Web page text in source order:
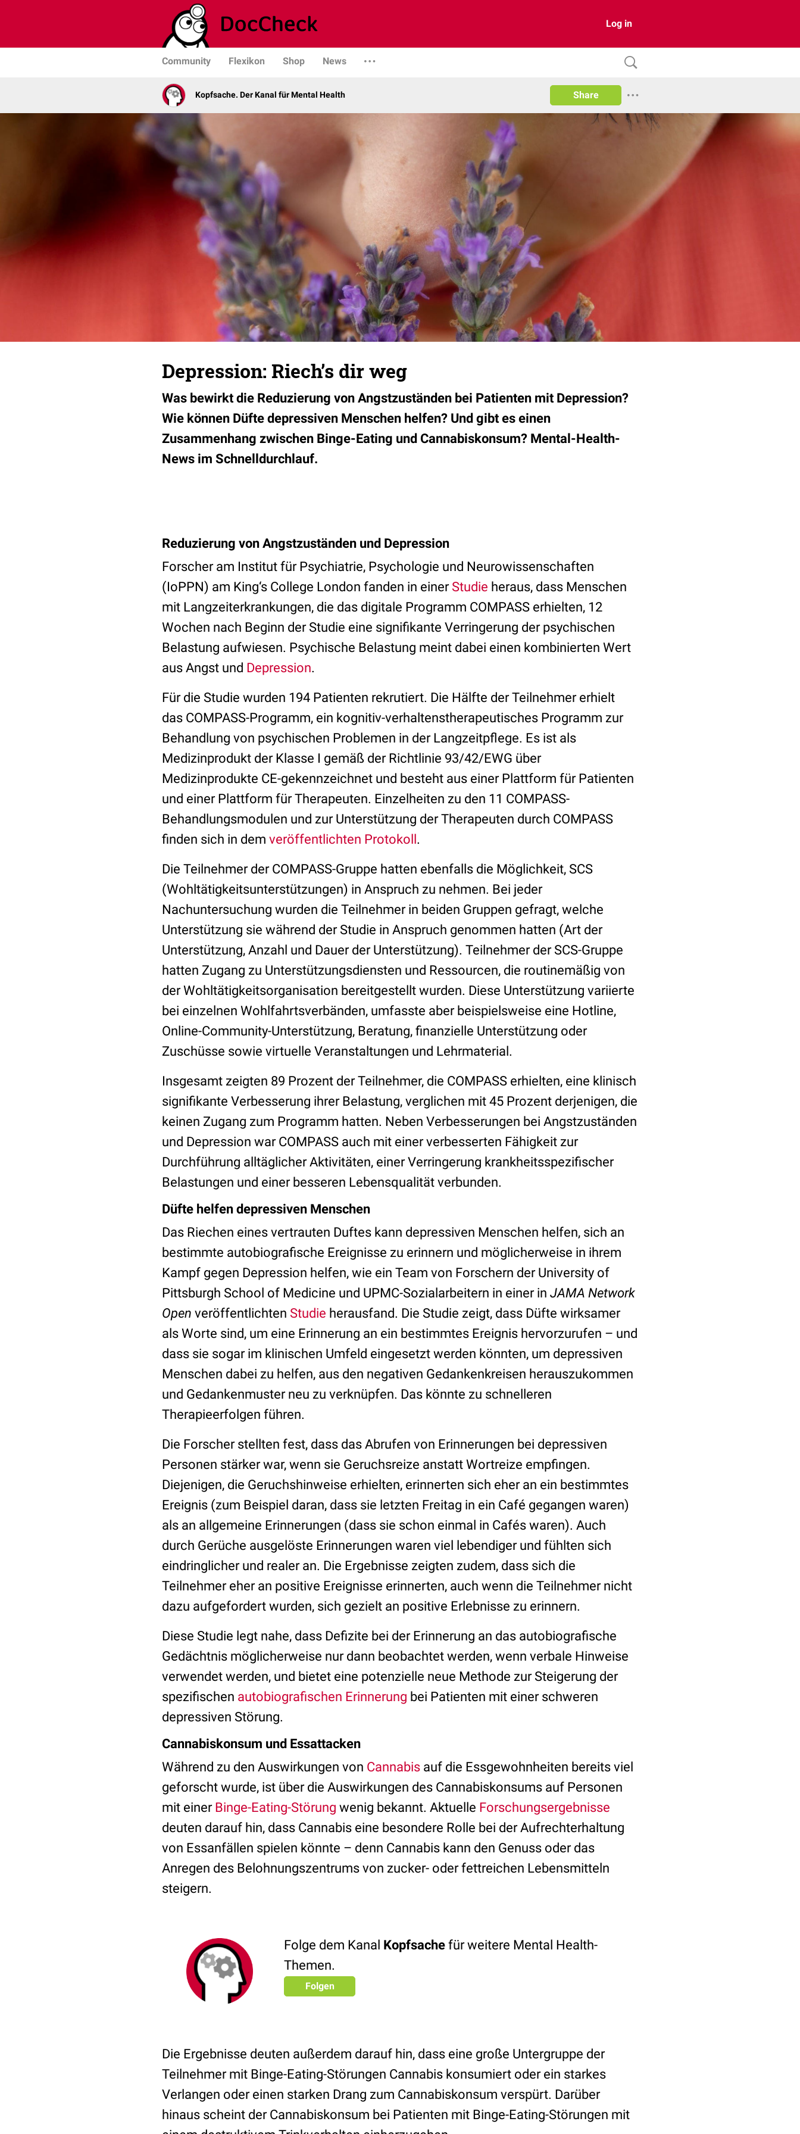
Log in
Community Flexikon Shop News
Kopfsache. Der Kanal für Mental Health Share
Depression: Riech’s dir weg
Was bewirkt die Reduzierung von Angstzuständen bei Patienten mit Depression?
Wie können Düfte depressiven Menschen helfen? Und gibt es einen
Zusammenhang zwischen Binge-Eating und Cannabiskonsum? Mental-Health-
News im Schnelldurchlauf.
Reduzierung von Angstzuständen und Depression
Forscher am Institut für Psychiatrie, Psychologie und Neurowissenschaften
(IoPPN) am King‘s College London fanden in einer Studie heraus, dass Menschen
mit Langzeiterkrankungen, die das digitale Programm COMPASS erhielten, 12
Wochen nach Beginn der Studie eine signifikante Verringerung der psychischen
Belastung aufwiesen. Psychische Belastung meint dabei einen kombinierten Wert
aus Angst und Depression.
Für die Studie wurden 194 Patienten rekrutiert. Die Hälfte der Teilnehmer erhielt
das COMPASS-Programm, ein kognitiv-verhaltenstherapeutisches Programm zur
Behandlung von psychischen Problemen in der Langzeitpflege. Es ist als
Medizinprodukt der Klasse I gemäß der Richtlinie 93/42/EWG über
Medizinprodukte CE-gekennzeichnet und besteht aus einer Plattform für Patienten
und einer Plattform für Therapeuten. Einzelheiten zu den 11 COMPASS-
Behandlungsmodulen und zur Unterstützung der Therapeuten durch COMPASS
finden sich in dem veröffentlichten Protokoll.
Die Teilnehmer der COMPASS-Gruppe hatten ebenfalls die Möglichkeit, SCS
(Wohltätigkeitsunterstützungen) in Anspruch zu nehmen. Bei jeder
Nachuntersuchung wurden die Teilnehmer in beiden Gruppen gefragt, welche
Unterstützung sie während der Studie in Anspruch genommen hatten (Art der
Unterstützung, Anzahl und Dauer der Unterstützung). Teilnehmer der SCS-Gruppe
hatten Zugang zu Unterstützungsdiensten und Ressourcen, die routinemäßig von
der Wohltätigkeitsorganisation bereitgestellt wurden. Diese Unterstützung variierte
bei einzelnen Wohlfahrtsverbänden, umfasste aber beispielsweise eine Hotline,
Online-Community-Unterstützung, Beratung, finanzielle Unterstützung oder
Zuschüsse sowie virtuelle Veranstaltungen und Lehrmaterial.
Insgesamt zeigten 89 Prozent der Teilnehmer, die COMPASS erhielten, eine klinisch
signifikante Verbesserung ihrer Belastung, verglichen mit 45 Prozent derjenigen, die
keinen Zugang zum Programm hatten. Neben Verbesserungen bei Angstzuständen
und Depression war COMPASS auch mit einer verbesserten Fähigkeit zur
Durchführung alltäglicher Aktivitäten, einer Verringerung krankheitsspezifischer
Belastungen und einer besseren Lebensqualität verbunden.
Düfte helfen depressiven Menschen
Das Riechen eines vertrauten Duftes kann depressiven Menschen helfen, sich an
bestimmte autobiografische Ereignisse zu erinnern und möglicherweise in ihrem
Kampf gegen Depression helfen, wie ein Team von Forschern der University of
Pittsburgh School of Medicine und UPMC-Sozialarbeitern in einer in JAMA Network
Open veröffentlichten Studie herausfand. Die Studie zeigt, dass Düfte wirksamer
als Worte sind, um eine Erinnerung an ein bestimmtes Ereignis hervorzurufen – und
dass sie sogar im klinischen Umfeld eingesetzt werden könnten, um depressiven
Menschen dabei zu helfen, aus den negativen Gedankenkreisen herauszukommen
und Gedankenmuster neu zu verknüpfen. Das könnte zu schnelleren
Therapieerfolgen führen.
Die Forscher stellten fest, dass das Abrufen von Erinnerungen bei depressiven
Personen stärker war, wenn sie Geruchsreize anstatt Wortreize empfingen.
Diejenigen, die Geruchshinweise erhielten, erinnerten sich eher an ein bestimmtes
Ereignis (zum Beispiel daran, dass sie letzten Freitag in ein Café gegangen waren)
als an allgemeine Erinnerungen (dass sie schon einmal in Cafés waren). Auch
durch Gerüche ausgelöste Erinnerungen waren viel lebendiger und fühlten sich
eindringlicher und realer an. Die Ergebnisse zeigten zudem, dass sich die
Teilnehmer eher an positive Ereignisse erinnerten, auch wenn die Teilnehmer nicht
dazu aufgefordert wurden, sich gezielt an positive Erlebnisse zu erinnern.
Diese Studie legt nahe, dass Defizite bei der Erinnerung an das autobiografische
Gedächtnis möglicherweise nur dann beobachtet werden, wenn verbale Hinweise
verwendet werden, und bietet eine potenzielle neue Methode zur Steigerung der
spezifischen autobiografischen Erinnerung bei Patienten mit einer schweren
depressiven Störung.
Cannabiskonsum und Essattacken
Während zu den Auswirkungen von Cannabis auf die Essgewohnheiten bereits viel
geforscht wurde, ist über die Auswirkungen des Cannabiskonsums auf Personen
mit einer Binge-Eating-Störung wenig bekannt. Aktuelle Forschungsergebnisse
deuten darauf hin, dass Cannabis eine besondere Rolle bei der Aufrechterhaltung
von Essanfällen spielen könnte – denn Cannabis kann den Genuss oder das
Anregen des Belohnungszentrums von zucker- oder fettreichen Lebensmitteln
steigern.
Folge dem Kanal Kopfsache für weitere Mental Health-
Themen.
Folgen
Die Ergebnisse deuten außerdem darauf hin, dass eine große Untergruppe der
Teilnehmer mit Binge-Eating-Störungen Cannabis konsumiert oder ein starkes
Verlangen oder einen starken Drang zum Cannabiskonsum verspürt. Darüber
hinaus scheint der Cannabiskonsum bei Patienten mit Binge-Eating-Störungen mit